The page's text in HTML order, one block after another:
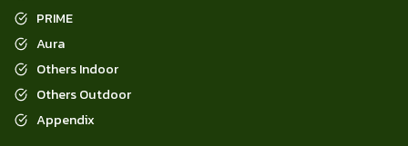
PRIME
Aura
Others Indoor
Others Outdoor
Appendix